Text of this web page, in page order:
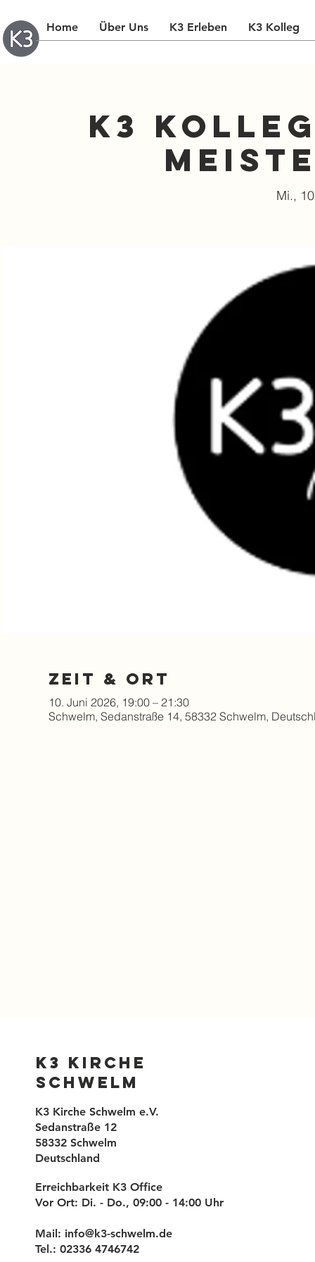
Home Über Uns K3 Erleben K3 Kolleg
K3
Mi.,
Zeit & Ort
10. Juni 2026, 19:00 – 21:30
Schwelm, Sedanstraße 14, 58332 Schwelm,
K3 Kirche
Schwelm
K3 Kirche Schwelm e.V.
Sedanstraße 12
58332 Schwelm
Deutschland
Erreichbarkeit K3 Office
Vor Ort: Di. - Do., 09:00 - 14:00 Uhr
Mail: info@k3-schwelm.de
Tel.: 02336 4746742